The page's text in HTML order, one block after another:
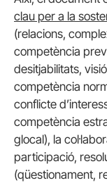
clau per a la
(relacions,
competència
desitjabilitats,
competència
conflicte
competència
glocal), la
participació,
(qüestionament,